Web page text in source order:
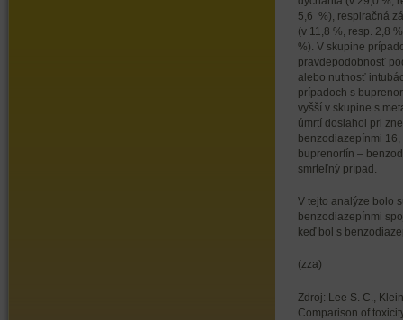
5,6 %), respiračná
(v 11,8 %, resp. 2,8
%). V skupine
pravdepodobnosť
alebo nutnosť
prípadoch s
vyšší v skupine s
úmrtí dosiahol pri
benzodiazepínmi
buprenorfín –
smrteľný prípad.
V tejto analýze bolo
benzodiazepínmi
keď bol s
(zza)
Zdroj: Lee S. C.,
Comparison of